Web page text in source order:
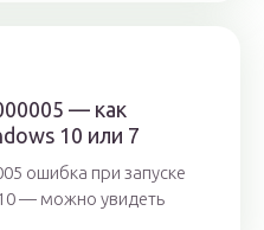
— как
10 или 7
ошибка при запуске
— можно увидеть